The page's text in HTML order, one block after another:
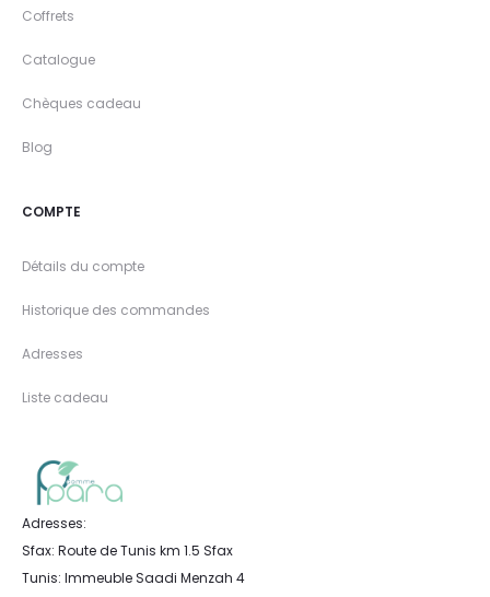
Coffrets
Catalogue
Chèques cadeau
Blog
COMPTE
Détails du compte
Historique des commandes
Adresses
Liste cadeau
Adresses:
Sfax: Route de Tunis km 1.5 Sfax
Tunis: Immeuble Saadi Menzah 4